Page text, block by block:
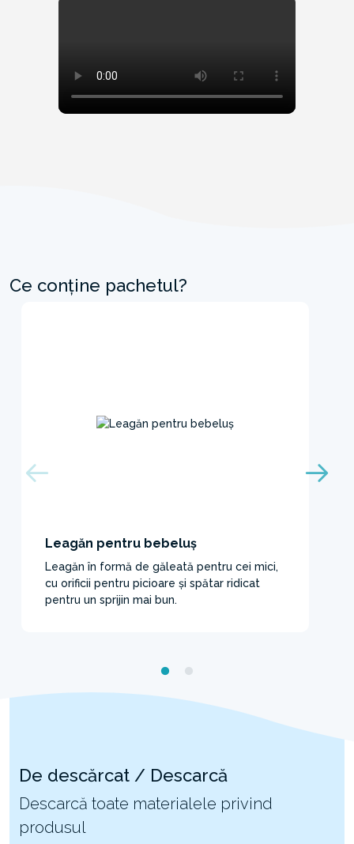
Ce conține pachetul?
Leagăn pentru bebeluș
Leagăn în formă de găleată pentru cei mici,
cu orificii pentru picioare și spătar ridicat
pentru un sprijin mai bun.
De descărcat / Descarcă
Descarcă toate materialele privind
produsul